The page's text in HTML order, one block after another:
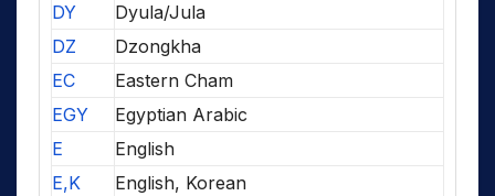
DY
Dyula/Jula
DZ
Dzongkha
EC
Eastern Cham
EGY
Egyptian Arabic
E
English
E,K
English, Korean